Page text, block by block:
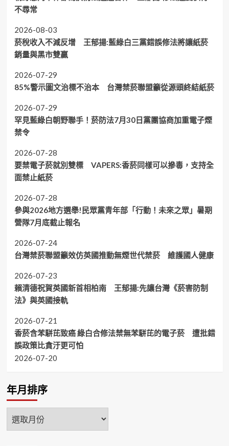
不尋常
2026-08-03
菸稅收入不減反增 王郁揚:藍綠白三黨錯誤修法將讓紙菸
銷量與黑市雙贏
2026-07-29
85%警示圖文治標不治本 台灣禁菸聯盟籲從源頭終結紙菸
2026-07-29
罕見藍綠白朝野聯手！菸防法7月30日黨團協商加重電子煙
禁令
2026-07-28
要禁電子菸就別雙標 VAPERS:香菸同樣可以摻毒，支持全
面禁止紙菸
2026-07-28
參與2026地方選舉!民眾黨青年部「行動！未來之眾」暑期
營隊7月底截止報名
2026-07-24
台灣禁菸聯盟籲效仿英國推動無煙世代禁菸 維護國人健康
2026-07-23
賴清德祝賀英國新首相柏南 王郁揚:先讓台灣《菸害防制
法》與英國接軌
2026-07-21
香菸含苯駢芘致癌 綠白合修法禁無苯駢芘的電子菸 遭批錯
誤政策比貪汙更可怕
2026-07-20
年月排序
年
月